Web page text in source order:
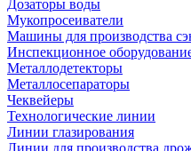
Дозаторы воды
Мукопросеиватели
Машины для производства
Инспекционное
Металлодетекторы
Металлосепараторы
Чеквейеры
Технологические линии
Линии глазирования
Линии для производства